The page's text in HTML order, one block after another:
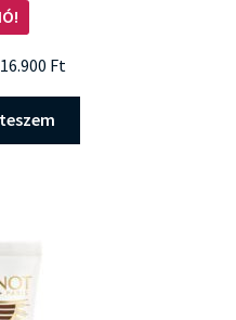
5
Original
Ft.
16.900 Ft
16.900 Ft.